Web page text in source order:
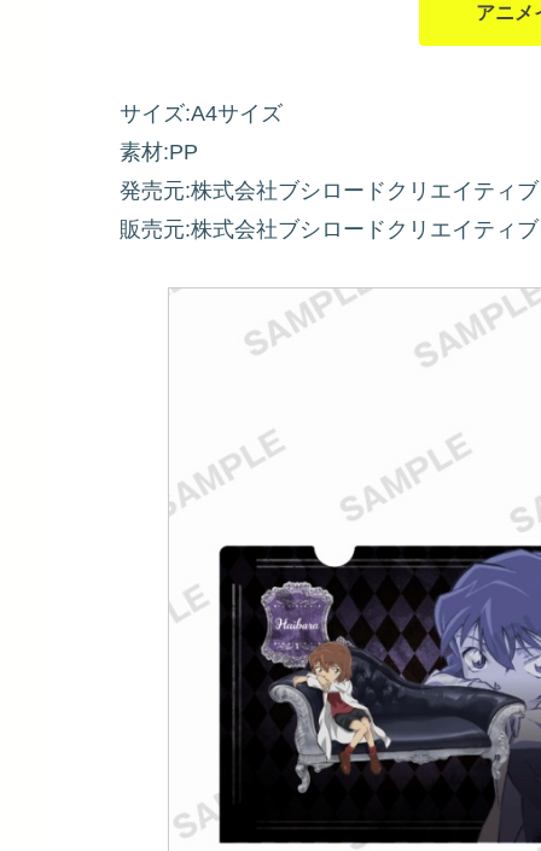
アニメ
サイズ:A4サイズ
素材:PP
発売元:株式会社ブシロードクリエイティブ
販売元:株式会社ブシロードクリエイティブ